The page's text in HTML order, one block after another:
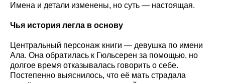
Имена и детали изменены, но суть — настоящая.
Чья история легла в основу
Центральный персонаж книги — девушка по имени
Ала. Она обратилась к Гюльсерен за помощью, но
долгое время отказывалась говорить о себе.
Постепенно выяснилось, что её мать страдала